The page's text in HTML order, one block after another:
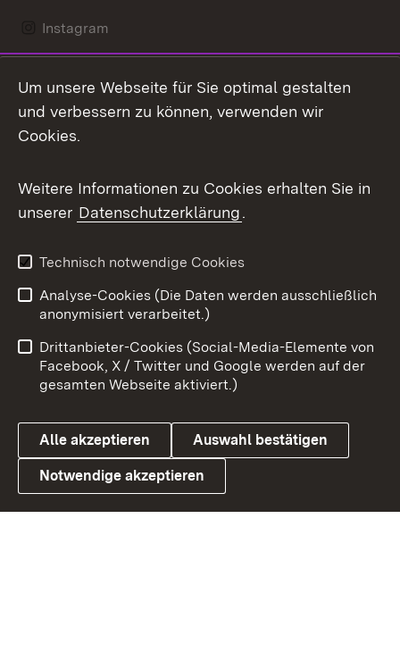
Instagram
Mastodon
Messenger
Social Wall
X / Twitter
Youtube
Link zum Landesportal
Benutzungshinweise
Barrierefreiheit
Datenschutz
Cookies
Um unsere Webseite für Sie optimal gestalten
und verbessern zu können, verwenden wir
Cookies.
Weitere Informationen zu Cookies erhalten Sie in
unserer Datenschutzerklärung.
Technisch notwendige Cookies
Analyse-Cookies (Die Daten werden ausschließlich
anonymisiert verarbeitet.)
Drittanbieter-Cookies (Social-Media-Elemente von
Facebook, X / Twitter und Google werden auf der
gesamten Webseite aktiviert.)
Alle akzeptieren Auswahl bestätigen
Notwendige akzeptieren